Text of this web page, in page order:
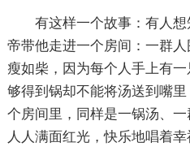
有这样一个故事：有人
帝带他走进一个房间：一群
瘦如柴，因为每个人手上有
够得到锅却不能将汤送到嘴
个房间里，同样是一锅汤、
人人满面红光，快乐地唱着